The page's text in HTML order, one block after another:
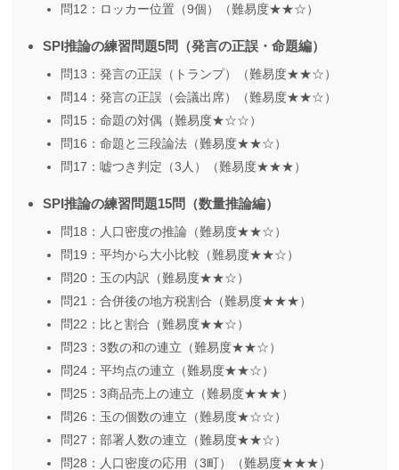
問12：ロッカー位置（9個）（難易度★★☆）
SPI推論の練習問題5問（発言の正誤・命題編）
問13：発言の正誤（トランプ）（難易度★★☆）
問14：発言の正誤（会議出席）（難易度★★☆）
問15：命題の対偶（難易度★☆☆）
問16：命題と三段論法（難易度★★☆）
問17：嘘つき判定（3人）（難易度★★★）
SPI推論の練習問題15問（数量推論編）
問18：人口密度の推論（難易度★★☆）
問19：平均から大小比較（難易度★★☆）
問20：玉の内訳（難易度★★☆）
問21：合併後の地方税割合（難易度★★★）
問22：比と割合（難易度★★☆）
問23：3数の和の連立（難易度★★☆）
問24：平均点の連立（難易度★★☆）
問25：3商品売上の連立（難易度★★★）
問26：玉の個数の連立（難易度★☆☆）
問27：部署人数の連立（難易度★★☆）
問28：人口密度の応用（3町）（難易度★★★）